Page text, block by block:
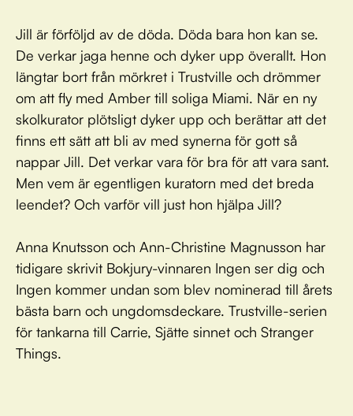
Jill är förföljd av de döda. Döda bara hon kan se.
De verkar jaga henne och dyker upp överallt. Hon
längtar bort från mörkret i Trustville och drömmer
om att fly med Amber till soliga Miami. När en ny
skolkurator plötsligt dyker upp och berättar att det
finns ett sätt att bli av med synerna för gott så
nappar Jill. Det verkar vara för bra för att vara sant.
Men vem är egentligen kuratorn med det breda
leendet? Och varför vill just hon hjälpa Jill?
Anna Knutsson och Ann-Christine Magnusson har
tidigare skrivit Bokjury-vinnaren Ingen ser dig och
Ingen kommer undan som blev nominerad till årets
bästa barn och ungdomsdeckare. Trustville-serien
för tankarna till Carrie, Sjätte sinnet och Stranger
Things.